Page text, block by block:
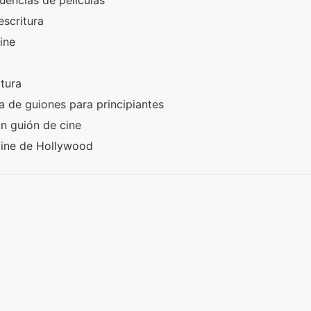
de guiones para principiantes
guión de cine
de Hollywood